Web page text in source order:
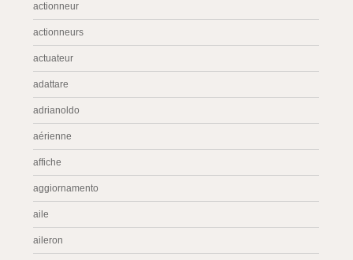
actionneur
actionneurs
actuateur
adattare
adrianoldo
aérienne
affiche
aggiornamento
aile
aileron